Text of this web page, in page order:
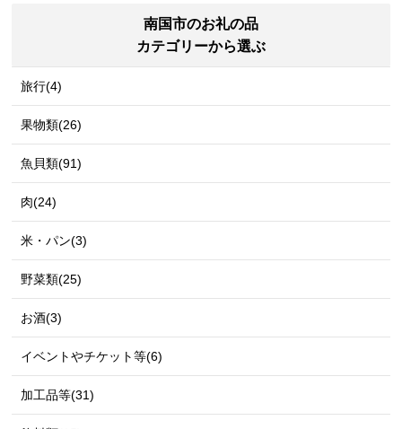
南国市のお礼の品
カテゴリーから選ぶ
旅行(4)
果物類(26)
魚貝類(91)
肉(24)
米・パン(3)
野菜類(25)
お酒(3)
イベントやチケット等(6)
加工品等(31)